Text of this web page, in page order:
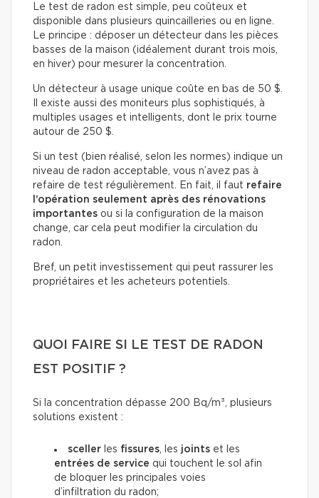
Le test de radon est simple, peu coûteux et
disponible dans plusieurs quincailleries ou en ligne.
Le principe : déposer un détecteur dans les pièces
basses de la maison (idéalement durant trois mois,
en hiver) pour mesurer la concentration.
Un détecteur à usage unique coûte en bas de 50 $.
Il existe aussi des moniteurs plus sophistiqués, à
multiples usages et intelligents, dont le prix tourne
autour de 250 $.
Si un test (bien réalisé, selon les normes) indique un
niveau de radon acceptable, vous n’avez pas à
refaire de test régulièrement. En fait, il faut refaire
l’opération seulement après des rénovations
importantes ou si la configuration de la maison
change, car cela peut modifier la circulation du
radon.
Bref, un petit investissement qui peut rassurer les
propriétaires et les acheteurs potentiels.
QUOI FAIRE SI LE TEST DE RADON
EST POSITIF ?
Si la concentration dépasse 200 Bq/m³, plusieurs
solutions existent :
sceller les fissures , les joints et les
entrées de service qui touchent le sol afin
de bloquer les principales voies
d’infiltration du radon;